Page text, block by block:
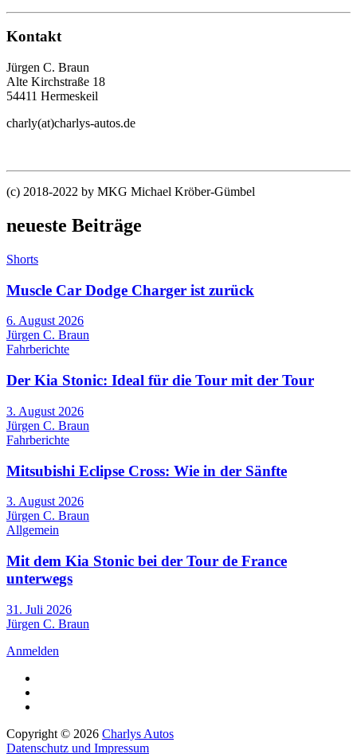
Kontakt
Jürgen C. Braun
Alte Kirchstraße 18
54411 Hermeskeil
charly(at)charlys-autos.de
(c) 2018-2022 by MKG Michael Kröber-Gümbel
neueste Beiträge
Shorts
Muscle Car Dodge Charger ist zurück
6. August 2026
Jürgen C. Braun
Fahrberichte
Der Kia Stonic: Ideal für die Tour mit der Tour
3. August 2026
Jürgen C. Braun
Fahrberichte
Mitsubishi Eclipse Cross: Wie in der Sänfte
3. August 2026
Jürgen C. Braun
Allgemein
Mit dem Kia Stonic bei der Tour de France
unterwegs
31. Juli 2026
Jürgen C. Braun
Anmelden
Copyright © 2026 Charlys Autos
Datenschutz und Impressum